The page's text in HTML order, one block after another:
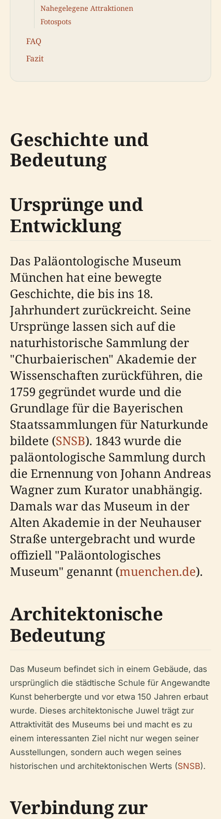
Nahegelegene Attraktionen
Fotospots
FAQ
Fazit
Geschichte und
Bedeutung
Ursprünge und
Entwicklung
Das Paläontologische Museum
München hat eine bewegte
Geschichte, die bis ins 18.
Jahrhundert zurückreicht. Seine
Ursprünge lassen sich auf die
naturhistorische Sammlung der
"Churbaierischen" Akademie der
Wissenschaften zurückführen, die
1759 gegründet wurde und die
Grundlage für die Bayerischen
Staatssammlungen für Naturkunde
bildete (SNSB). 1843 wurde die
paläontologische Sammlung durch
die Ernennung von Johann Andreas
Wagner zum Kurator unabhängig.
Damals war das Museum in der
Alten Akademie in der Neuhauser
Straße untergebracht und wurde
offiziell "Paläontologisches
Museum" genannt (muenchen.de).
Architektonische
Bedeutung
Das Museum befindet sich in einem Gebäude, das
ursprünglich die städtische Schule für Angewandte
Kunst beherbergte und vor etwa 150 Jahren erbaut
wurde. Dieses architektonische Juwel trägt zur
Attraktivität des Museums bei und macht es zu
einem interessanten Ziel nicht nur wegen seiner
Ausstellungen, sondern auch wegen seines
historischen und architektonischen Werts (SNSB).
Verbindung zur